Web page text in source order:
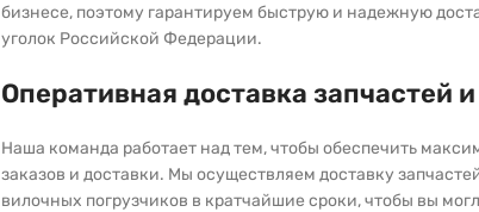
бизнесе, поэтому гарантируем быструю и надежную
уголок Российской Федерации.
Оперативная доставка запчастей
Наша команда работает над тем, чтобы обеспечить
заказов и доставки. Мы осуществляем доставку
вилочных погрузчиков в кратчайшие сроки, чтобы вы